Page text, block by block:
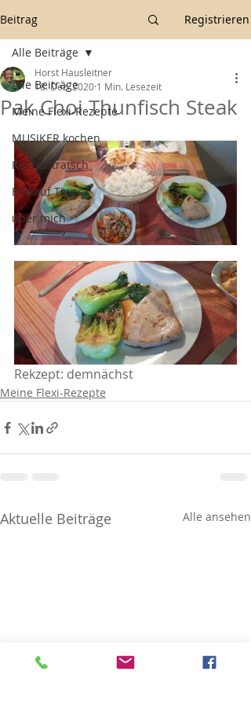
Beitrag Registrieren
Alle Beiträge
Meine Flexi-Rezepte
MUSIKER kochen
Küchentratsch
Einkauf Tipps
über mich
Alle Beiträge
Pak Choi Thunfisch Steak
Horst Hausleitner
18. Dez. 2020 1 Min. Lesezeit
Rekzept: demnächst
Meine Flexi-Rezepte
Aktuelle Beiträge Alle ansehen